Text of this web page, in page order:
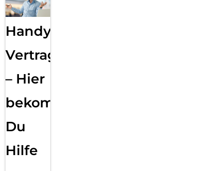
Handy
Vertragsabwicklung
– Hier
bekommst
Du
Hilfe